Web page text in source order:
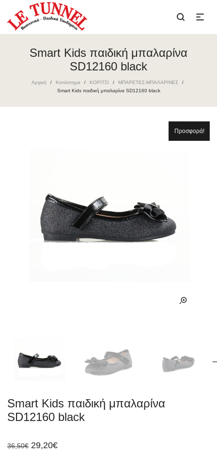
Smart Kids παιδική μπαλαρίνα
SD12160 black
Αρχική / Κατάστημα / ΚΟΡΙΤΣΙ / ΜΠΑΡΕΤΕΣ-ΜΠΑΛΑΡΙΝΕΣ /
Smart Kids παιδική μπαλαρίνα SD12160 black
Προσφορά!
Smart Kids παιδική μπαλαρίνα
SD12160 black
36,50€ Original
29,20€Η